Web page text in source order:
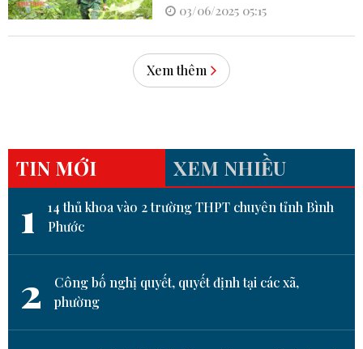
03/06/2025 05:15
Xem thêm
TIN MỚI XEM NHIỀU
1
14 thủ khoa vào 2 trường THPT chuyên tỉnh Bình
Phước
2
Công bố nghị quyết, quyết định tại các xã,
phường